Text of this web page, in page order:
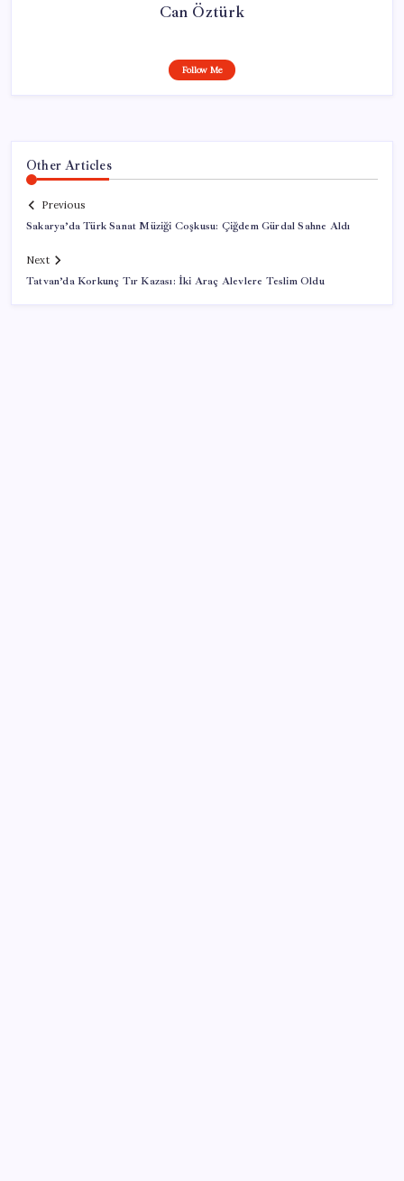
Can Öztürk
Follow Me
Other Articles
Previous
Sakarya’da Türk Sanat Müziği Coşkusu: Çiğdem Gürdal Sahne Aldı
Next
Tatvan’da Korkunç Tır Kazası: İki Araç Alevlere Teslim Oldu